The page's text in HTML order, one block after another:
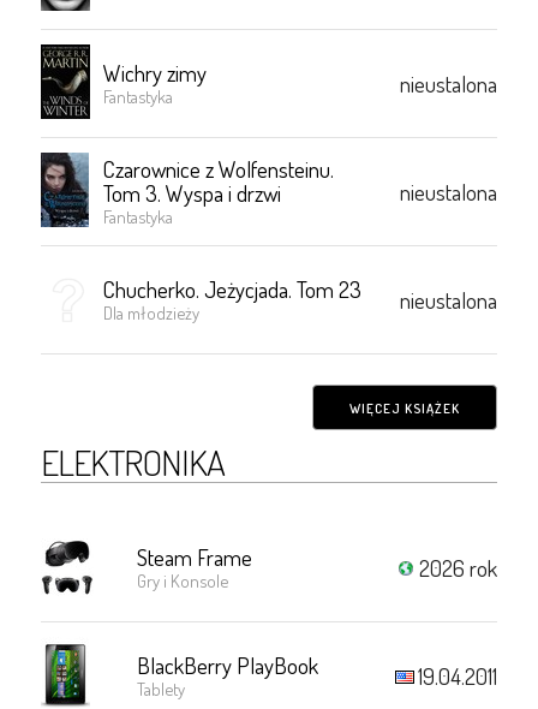
Wichry zimy
Fantastyka nieustalona
Czarownice z Wolfensteinu.
Tom 3. Wyspa i drzwi
Fantastyka
nieustalona
Chucherko. Jeżycjada. Tom 23
Dla młodzieży nieustalona
WIĘCEJ KSIĄŻEK
ELEKTRONIKA
Steam Frame
Gry i Konsole 2026 rok
BlackBerry PlayBook
Tablety 19.04.2011